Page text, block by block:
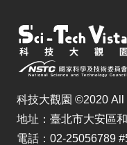
科技大觀園 ©2020 All
地址：臺北市大安區
電話：02-25056789